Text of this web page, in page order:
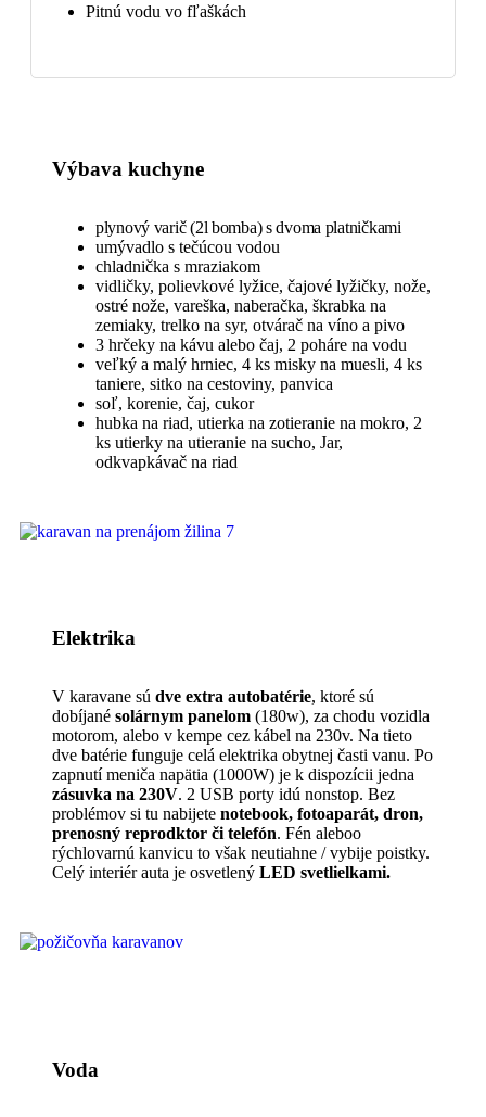
Pitnú vodu vo fľaškách
Výbava kuchyne
plynový varič (2l bomba) s dvoma platničkami
umývadlo s tečúcou vodou
chladnička s mraziakom
vidličky, polievkové lyžice, čajové lyžičky, nože,
ostré nože, vareška, naberačka, škrabka na
zemiaky, trelko na syr, otvárač na víno a pivo
3 hrčeky na kávu alebo čaj, 2 poháre na vodu
veľký a malý hrniec, 4 ks misky na muesli, 4 ks
taniere, sitko na cestoviny, panvica
soľ, korenie, čaj, cukor
hubka na riad, utierka na zotieranie na mokro, 2
ks utierky na utieranie na sucho, Jar,
odkvapkávač na riad
Elektrika
V karavane sú dve extra autobatérie, ktoré sú
dobíjané solárnym panelom (180w), za chodu vozidla
motorom, alebo v kempe cez kábel na 230v. Na tieto
dve batérie funguje celá elektrika obytnej časti vanu. Po
zapnutí meniča napätia (1000W) je k dispozícii jedna
zásuvka na 230V. 2 USB porty idú nonstop. Bez
problémov si tu nabijete notebook, fotoaparát, dron,
prenosný reprodktor či telefón. Fén aleboo
rýchlovarnú kanvicu to však neutiahne / vybije poistky.
Celý interiér auta je osvetlený LED svetlielkami.
Voda